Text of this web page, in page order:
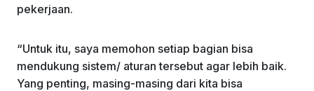
pekerjaan.
“Untuk itu, saya memohon setiap bagian bisa
mendukung sistem/ aturan tersebut agar lebih baik.
Yang penting, masing-masing dari kita bisa